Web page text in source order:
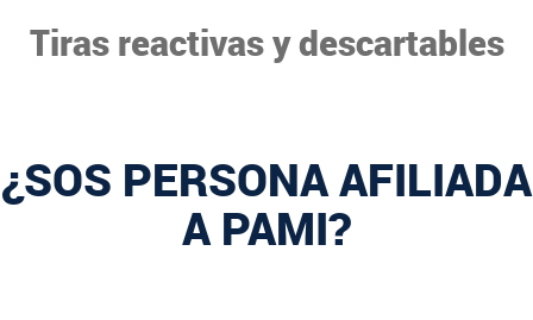
Tiras reactivas y descartables
¿SOS PERSONA AFILIADA
A PAMI?